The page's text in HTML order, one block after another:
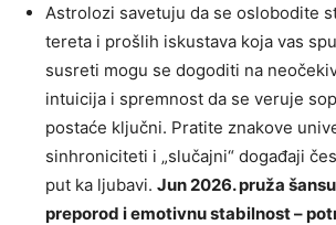
Astrolozi savetuju da se oslobodite
tereta i prošlih iskustava koja vas
susreti mogu se dogoditi na
intuicija i spremnost da se veruje
postaće ključni. Pratite znakove
sinhroniciteti i „slučajni“ događaji
put ka ljubavi. Jun 2026. pruža
preporod i emotivnu stabilnost –